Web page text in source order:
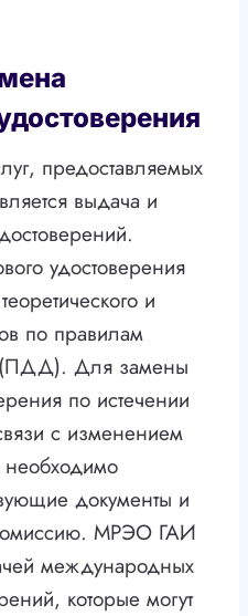
предоставляемых
выдача и
удостоверения
и
по правилам
Для замены
по истечении
с изменением
документы и
МРЭО ГАИ
международных
которые могут